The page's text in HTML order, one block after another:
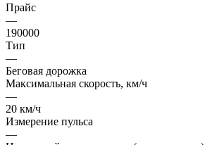
Прайс
—
190000
Тип
—
Беговая дорожка
Максимальная скорость, км/ч
—
20 км/ч
Измерение пульса
—